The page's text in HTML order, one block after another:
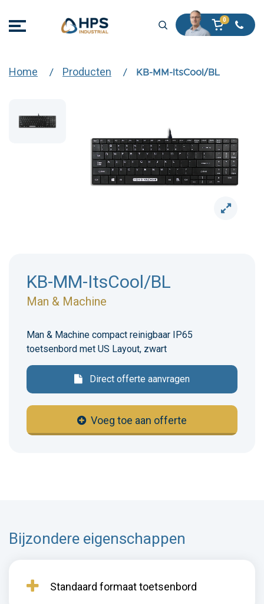
Home Producten KB-MM-ItsCool/BL
KB-MM-ItsCool/BL
Man & Machine
Man & Machine compact reinigbaar IP65
toetsenbord met US Layout, zwart
Direct offerte aanvragen
Voeg toe aan offerte
Bijzondere eigenschappen
Standaard formaat toetsenbord